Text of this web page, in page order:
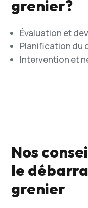
grenier?
Évaluation et
Planification du
Intervention et
Nos
le
grenier